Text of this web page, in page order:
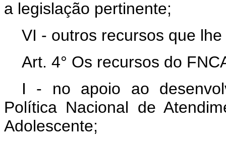
a legislação pertinente;
VI - outros recursos que
Art. 4° Os recursos do
I - no apoio ao
Política Nacional de
Adolescente;